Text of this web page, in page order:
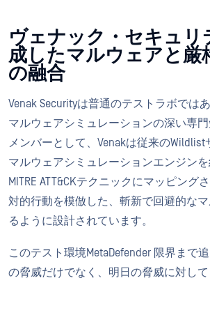
ヴェナック・セキュリ
成したマルウェアと厳
の融合
Venak Securityは普通のテストラボでは
マルウェアシミュレーションの深い専門
メンバーとして、Venakは従来のWildlist
マルウェアシミュレーションエンジンを
MITRE ATT&CKテクニックにマッピング
対的行動を模倣した、斬新で回避的な
るように設計されています。
このテスト環境MetaDefender 限界まで
の脅威だけでなく、明日の脅威に対して